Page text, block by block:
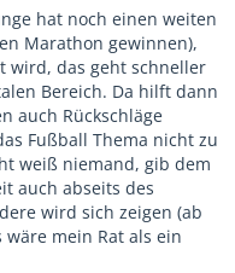
D-Jugend des
Fussball Flow
dazu.
denke nein, denn der
hat noch einen weiten
Marathon gewinnen),
wird, das geht schneller
Bereich. Da hilft dann
auch Rückschläge
Fußball Thema nicht zu
weiß niemand, gib dem
auch abseits des
wird sich zeigen (ab
wäre mein Rat als ein